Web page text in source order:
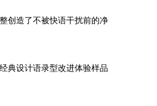
创造了不被快语干扰前的净
典设计语录型改进体验样品